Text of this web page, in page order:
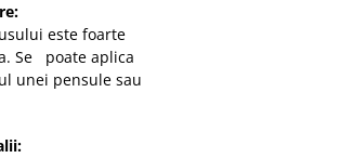
este foarte
Se poate aplica
unei pensule sau